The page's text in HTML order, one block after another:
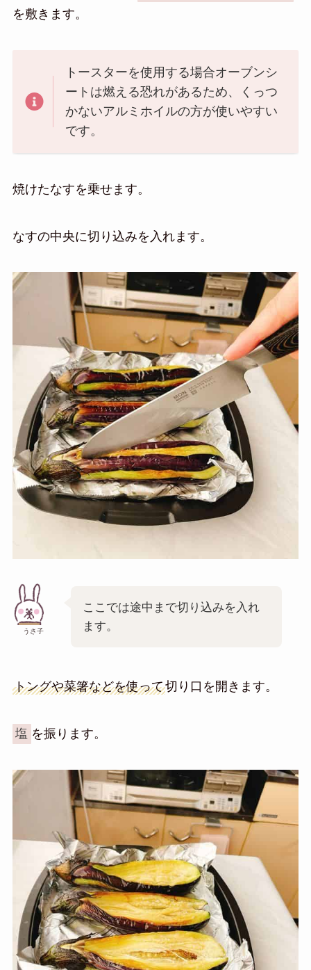
を敷きます。
トースターを使用する場合オーブンシ
ートは燃える恐れがあるため、くっつ
かないアルミホイルの方が使いやすい
です。
焼けたなすを乗せます。
なすの中央に切り込みを入れます。
うさ子
ここでは途中まで切り込みを入れ
ます。
トングや菜箸などを使って切り口を開きます。
塩 を振ります。